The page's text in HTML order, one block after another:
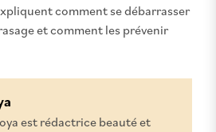
comment se débarrasser
et comment les prévenir
est rédactrice beauté et